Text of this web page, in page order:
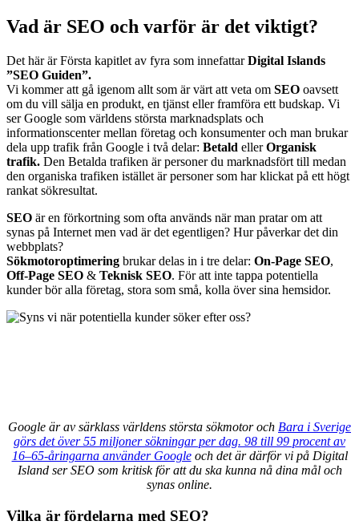
Vad är SEO och varför är det viktigt?
Det här är Första kapitlet av fyra som innefattarDigital Islands
”SEO Guiden”.
Vi kommer att gå igenom allt som är värt att veta om SEO oavsett
om du vill sälja en produkt, en tjänst eller framföra ett budskap. Vi
ser Google som världens största marknadsplats och
informationscenter mellan företag och konsumenter och man brukar
dela upp trafik från Google i två delar: Betald ellerOrganisk
trafik. Den Betalda trafiken är personer du marknadsfört till medan
den organiska trafiken istället är personer som har klickat på ett högt
rankat sökresultat.
SEO är en förkortning som ofta används när man pratar om att
synas på Internet men vad är det egentligen? Hur påverkar det din
webbplats?
Sökmotoroptimering brukar delas in i tre delar: On-Page SEO,
Off-Page SEO & Teknisk SEO. För att inte tappa potentiella
kunder bör alla företag, stora som små, kolla över sina hemsidor.
Google är av särklass världens största sökmotor och Bara i Sverige
görs det över 55 miljoner sökningar per dag. 98 till 99 procent av
16–65-åringarna använder Googleoch det är därför vi på Digital
Island ser SEO som kritisk för att du ska kunna nå dina mål och
synas online.
Vilka är fördelarna med SEO?